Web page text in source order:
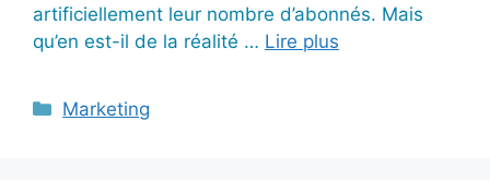
artificiellement leur nombre d’abonnés. Mais
qu’en est-il de la réalité … Lire plus
Catégories
Marketing